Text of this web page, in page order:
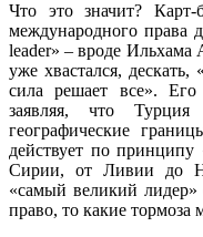
Что это значит?
международного права
leader» – вроде Ильхама
уже хвастался,
сила решает все».
заявляя, что
географические
действует по
Сирии, от Ливии до
«самый великий лидер»
право, то какие тормоза